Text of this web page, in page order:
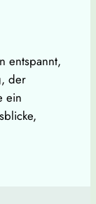
entspannt,
der
ein